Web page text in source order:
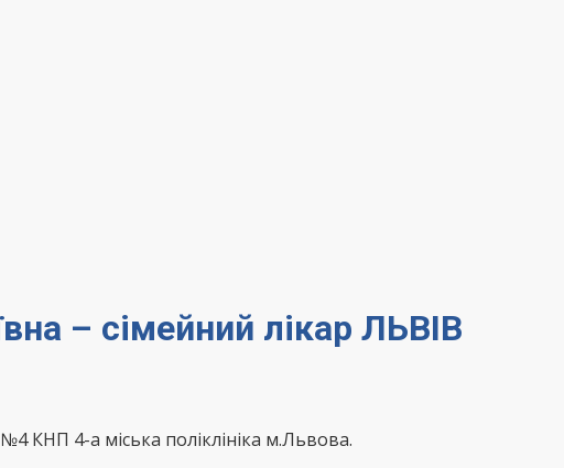
– сімейний лікар ЛЬВІВ
КНП 4-а міська поліклініка м.Львова.